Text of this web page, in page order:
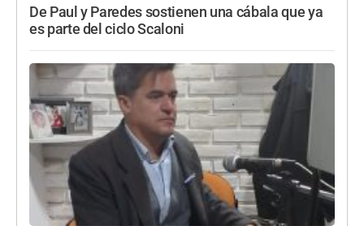
De Paul y Paredes sostienen una cábala que ya
es parte del ciclo Scaloni